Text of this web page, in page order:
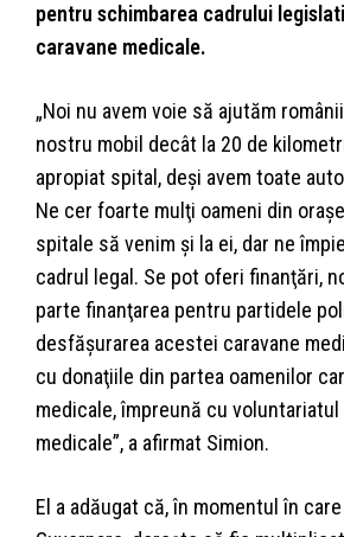
pentru schimbarea cadrului
caravane medicale.
„Noi nu avem voie să ajutăm
nostru mobil decât la 20 de
apropiat spital, deşi avem toate
Ne cer foarte mulţi oameni din
spitale să venim şi la ei, dar ne
cadrul legal. Se pot oferi finanţări,
parte finanţarea pentru partidele
desfăşurarea acestei caravane
cu donaţiile din partea oamenilor
medicale, împreună cu
medicale”, a afirmat Simion.
El a adăugat că, în momentul în care